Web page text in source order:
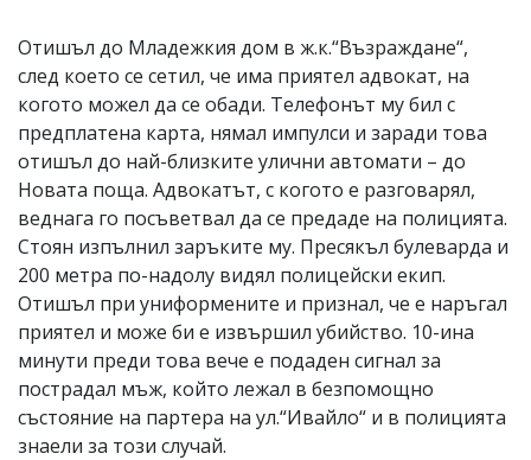
Отишъл до Младежкия дом в ж.к.“Възраждане“,
след което се сетил, че има приятел адвокат, на
когото можел да се обади. Телефонът му бил с
предплатена карта, нямал импулси и заради това
отишъл до най-близките улични автомати – до
Новата поща. Адвокатът, с когото е разговарял,
веднага го посъветвал да се предаде на полицията.
Стоян изпълнил заръките му. Пресякъл булеварда и
200 метра по-надолу видял полицейски екип.
Отишъл при униформените и признал, че е наръгал
приятел и може би е извършил убийство. 10-ина
минути преди това вече е подаден сигнал за
пострадал мъж, който лежал в безпомощно
състояние на партера на ул.“Ивайло“ и в полицията
знаели за този случай.